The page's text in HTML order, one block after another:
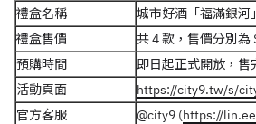
禮盒名稱
城市好酒「福滿銀河
禮盒售價
共 4 款，售價分別
預購時間
即日起正式開放，售
活動頁面
https://city9.tw/s/
官方客服
@city9 (https://